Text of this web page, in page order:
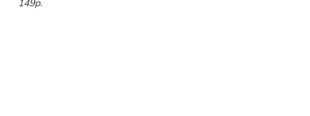
149р.